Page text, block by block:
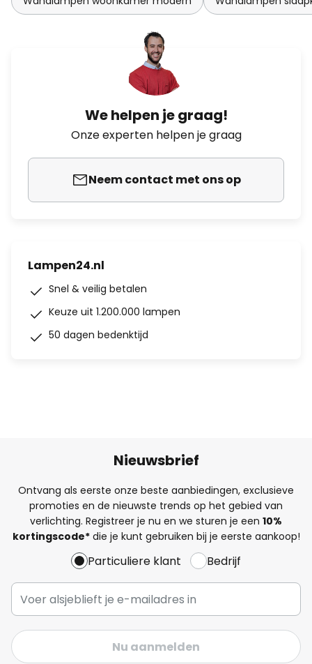
We helpen je graag!
Onze experten helpen je graag
Neem contact met ons op
Lampen24.nl
Snel & veilig betalen
Keuze uit 1.200.000 lampen
50 dagen bedenktijd
Nieuwsbrief
Ontvang als eerste onze beste aanbiedingen, exclusieve
promoties en de nieuwste trends op het gebied van
verlichting. Registreer je nu en we sturen je een 10%
kortingscode*die je kunt gebruiken bij je eerste aankoop!
Particuliere klant Bedrijf
Nu aanmelden